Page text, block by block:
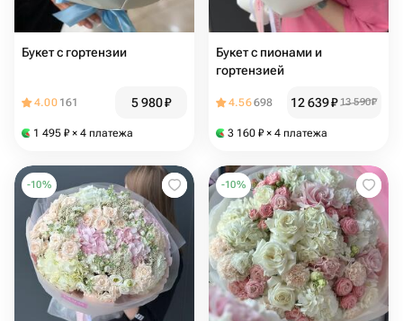
Букет с гортензии
4.00 161 5 980₽
1 495 ₽ × 4 платежа
Букет с пионами и
гортензией
4.56698 12 639₽ 13 590₽
3 160 ₽ × 4 платежа
-10% -10%